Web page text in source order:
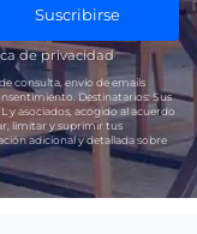
Suscribirse
de privacidad
consulta, envío de emails
Destinatarios:Sus
y asociados, acogido al acuerdo
limitar y suprimir tus
adicional y detallada sobre